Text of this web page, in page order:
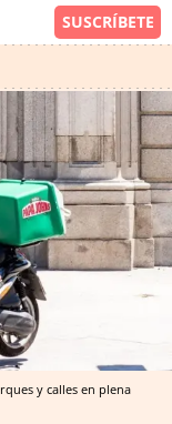
y calles en plena